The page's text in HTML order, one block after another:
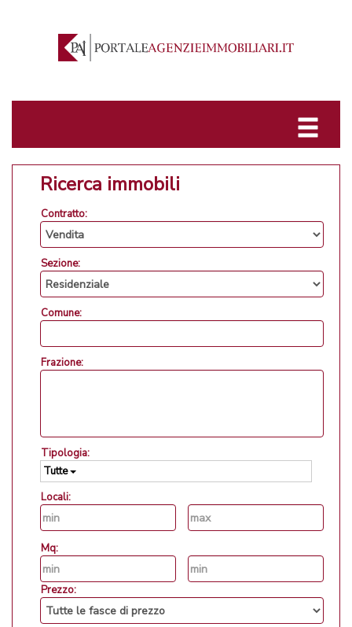
Ricerca immobili
Contratto:
Sezione:
Comune:
Frazione:
Tipologia:
Tutte
Locali:
Mq:
Prezzo: